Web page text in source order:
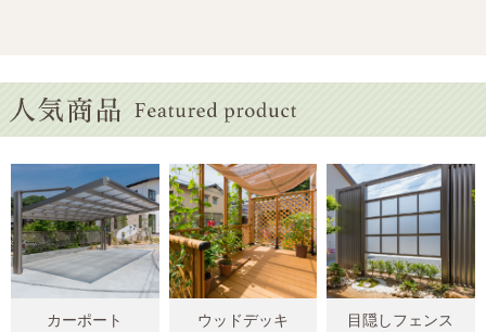
カーポート ウッドデッキ 目隠しフェンス